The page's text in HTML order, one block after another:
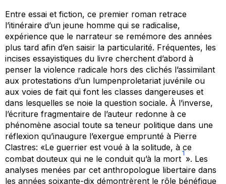
Entre essai et fiction, ce premier roman retrace
l’itinéraire d’un jeune homme qui se radicalise,
expérience que le narrateur se remémore des années
plus tard afin d’en saisir la particularité. Fréquentes, les
incises essayistiques du livre cherchent d’abord à
penser la violence radicale hors des clichés l’assimilant
aux protestations d’un lumpenproletariat juvénile ou
aux voies de fait qui font les classes dangereuses et
dans lesquelles se noie la question sociale. À l’inverse,
l’écriture fragmentaire de l’auteur redonne à ce
phénomène asocial toute sa teneur politique dans une
réflexion qu’inaugure l’exergue emprunté à Pierre
Clastres: «Le guerrier est voué à la solitude, à ce
combat douteux qui ne le conduit qu’à la mort
1
». Les
analyses menées par cet anthropologue libertaire dans
les années soixante-dix démontrèrent le rôle bénéfique